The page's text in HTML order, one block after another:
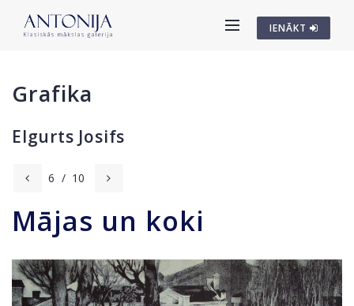
IENĀKT
Grafika
Elgurts Josifs
6 / 10
Mājas un koki